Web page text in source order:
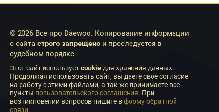
© 2026 Все про Daewoo. Копирование информации
с сайта строго запрещено и преследуется в
судебном порядке
Этот сайт используетcookie для хранения данных.
Продолжая использовать сайт, вы даете свое согласие
на работу с этими файлами, а так же принимаете все
пункты пользовательского соглашения. При
возникновении вопросов пишите вформу обратной
связи.